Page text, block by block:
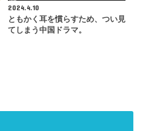
2024.4.10
ともかく耳を慣らすため、つい見
てしまう中国ドラマ。